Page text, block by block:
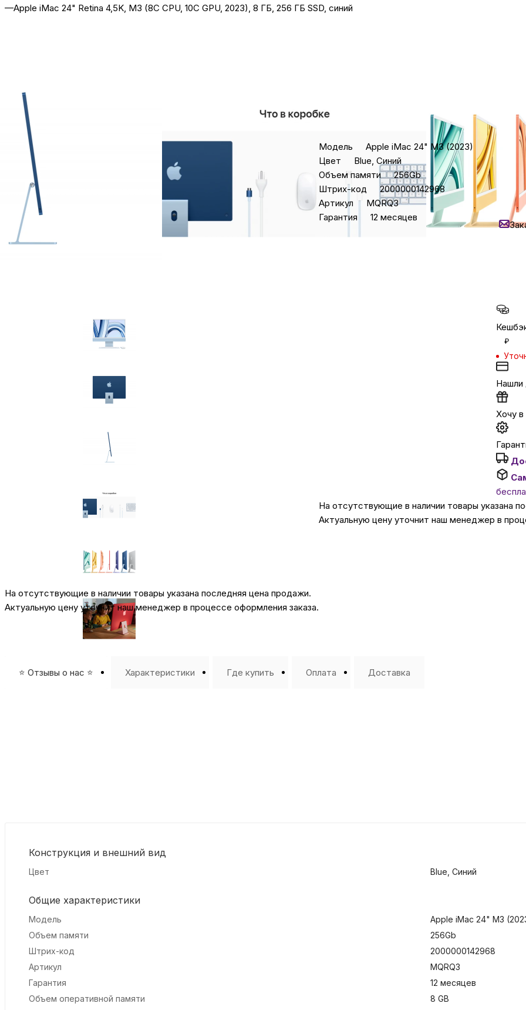
Бытовая
Красота и
Сумки и
Для дома и
Умный дом и
Автомобильные
Сервисный центр Apple
Подарочные
Аудио
—Apple iMac 24" Retina 4,5K, M3 (8C CPU, 10C GPU, 2023), 8 ГБ, 256 ГБ SSD, синий
На отсутствующие в наличии товары указана последняя цена продажи.
Актуальную цену уточнит наш менеджер в процессе оформления заказа.
Модель
Apple iMac 24" M3 (2023)
Цвет
Blue, Синий
Объем памяти
256Gb
Штрих-код
2000000142968
Артикул
MQRQ3
Гарантия
12 месяцев
Цена со
147
₽
Нашли
Хочу
На отсутствующие в наличии товары указана
Актуальную цену уточнит наш менеджер в
⭐️ Отзывы о нас ⭐️ Характеристики Где купить Оплата Доставка
Конструкция и внешний вид
Цвет Blue, Синий
Общие характеристики
Модель
Apple iMac 24" M3
Объем памяти
256Gb
Штрих-код
2000000142968
Артикул
MQRQ3
Гарантия
12 месяцев
Объем оперативной памяти
8 GB